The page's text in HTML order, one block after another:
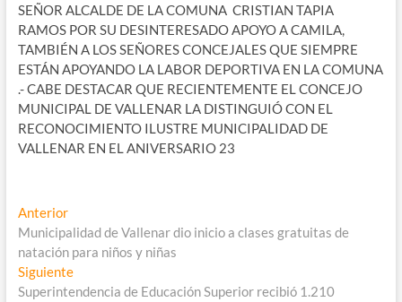
SEÑOR ALCALDE DE LA COMUNA CRISTIAN TAPIA
RAMOS POR SU DESINTERESADO APOYO A CAMILA,
TAMBIÉN A LOS SEÑORES CONCEJALES QUE SIEMPRE
ESTÁN APOYANDO LA LABOR DEPORTIVA EN LA COMUNA
.- CABE DESTACAR QUE RECIENTEMENTE EL CONCEJO
MUNICIPAL DE VALLENAR LA DISTINGUIÓ CON EL
RECONOCIMIENTO ILUSTRE MUNICIPALIDAD DE
VALLENAR EN EL ANIVERSARIO 23
Navegación
de
entradas
AnteriorEntrada
anterior:
Municipalidad de Vallenar dio inicio a clases gratuitas de
natación para niños y niñas
SiguienteEntrada
siguiente:
Superintendencia de Educación Superior recibió 1.210